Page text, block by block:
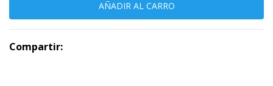
Compartir: